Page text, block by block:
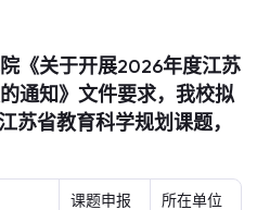
《关于开展2026年度江苏
通知》文件要求，我校拟
苏省教育科学规划课题，
课题申报
所在单位